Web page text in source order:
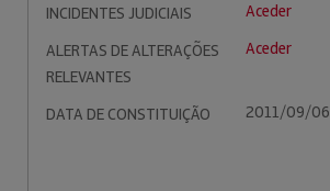
INCIDENTES JUDICIAIS
Aceder
ALERTAS DE ALTERAÇÕES
RELEVANTES
Aceder
DATA DE CONSTITUIÇÃO 2011/09/06